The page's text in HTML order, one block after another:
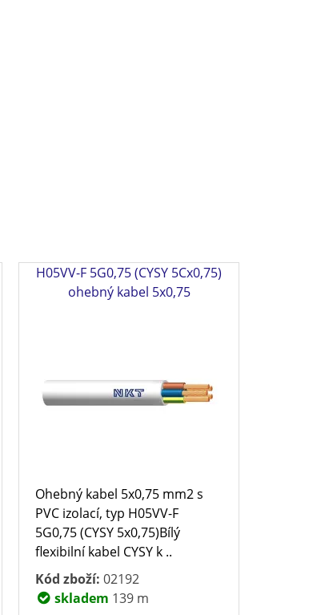
H05VV-F 5G0,75 (CYSY 5Cx0,75)
ohebný kabel 5x0,75
Ohebný kabel 5x0,75 mm2 s
PVC izolací, typ H05VV-F
5G0,75 (CYSY 5x0,75)Bílý
flexibilní kabel CYSY k ..
Kód zboží: 02192
skladem 139 m